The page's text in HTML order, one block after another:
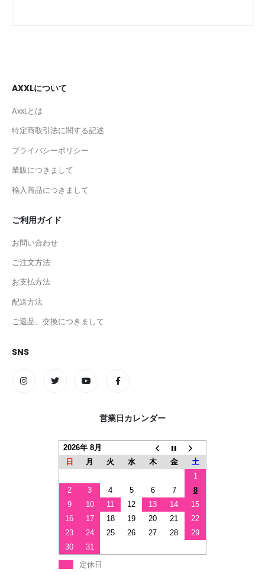
AXXLについて
AxxLとは
特定商取引法に関する記述
プライバシーポリシー
業販につきまして
輸入商品につきまして
ご利用ガイド
お問い合わせ
ご注文方法
お支払方法
配送方法
ご返品、交換につきまして
SNS
営業日カレンダー
2026年 8月
日
月 火 水 木 金
土
1
2
3 4 5 6 7
8
9
10 11 12 13 14
15
16
17 18 19 20 21
22
23
24 25 26 27 28
29
30
31
定休日